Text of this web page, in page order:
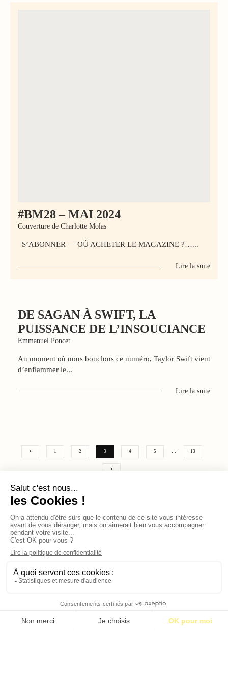
#BM28 – MAI 2024
Couverture de Charlotte Molas
S’ABONNER — OÙ ACHETER LE MAGAZINE ?…...
Lire la suite
DE SAGAN À SWIFT, LA
PUISSANCE DE L’INSOUCIANCE
Emmanuel Poncet
Au moment où nous bouclons ce numéro, Taylor Swift vient
d’enflammer le...
Lire la suite
1 2 3 4 5 13
Contact Qui sommes-nous ?
2026 © BASTILLE MEDIA |Mentions légales |Politique de confidentialité
S’abonner pour 1€ S’abonner